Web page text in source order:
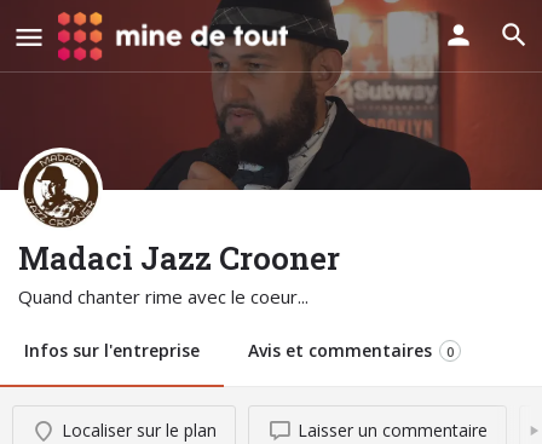
Madaci Jazz Crooner
Quand chanter rime avec le coeur...
Infos sur l'entreprise Avis et commentaires 0
Localiser sur le plan Laisser un commentaire